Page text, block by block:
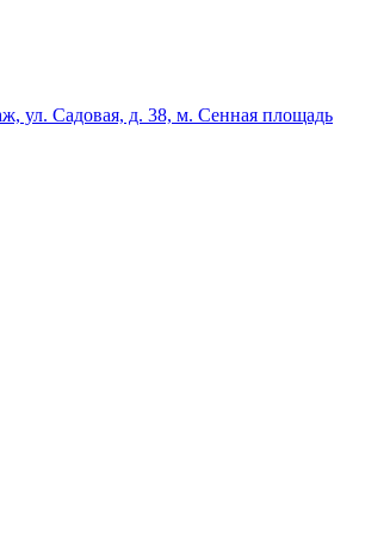
ул. Садовая, д. 38, м. Сенная площадь